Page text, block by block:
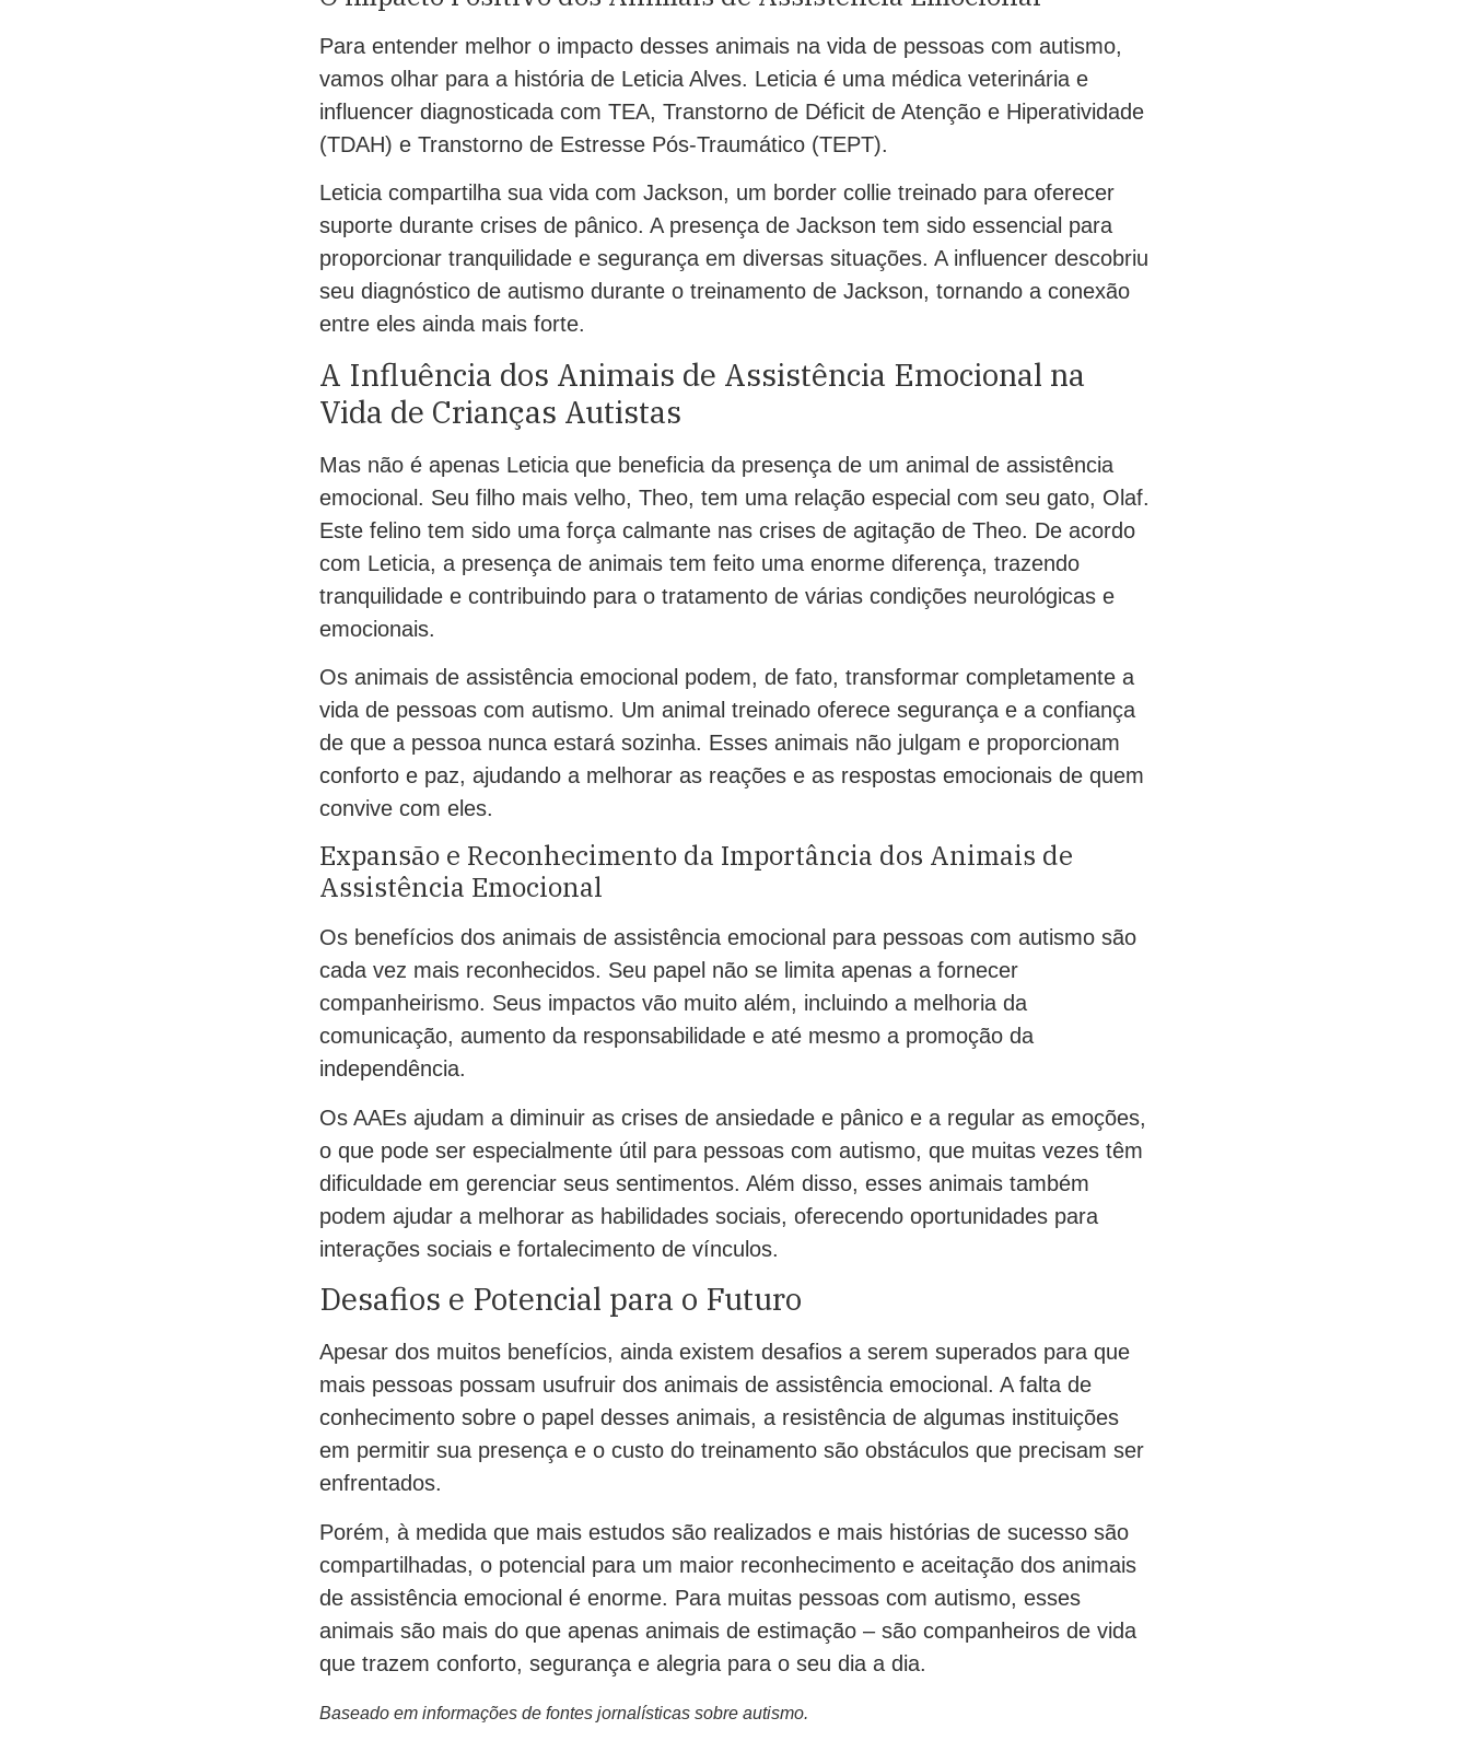
Para entender melhor o impacto desses animais na vida de pessoas com autismo,
vamos olhar para a história de Leticia Alves. Leticia é uma médica veterinária e
influencer diagnosticada com TEA, Transtorno de Déficit de Atenção e Hiperatividade
(TDAH) e Transtorno de Estresse Pós-Traumático (TEPT).
Leticia compartilha sua vida com Jackson, um border collie treinado para oferecer
suporte durante crises de pânico. A presença de Jackson tem sido essencial para
proporcionar tranquilidade e segurança em diversas situações. A influencer descobriu
seu diagnóstico de autismo durante o treinamento de Jackson, tornando a conexão
entre eles ainda mais forte.
A Influência dos Animais de Assistência Emocional na
Vida de Crianças Autistas
Mas não é apenas Leticia que beneficia da presença de um animal de assistência
emocional. Seu filho mais velho, Theo, tem uma relação especial com seu gato, Olaf.
Este felino tem sido uma força calmante nas crises de agitação de Theo. De acordo
com Leticia, a presença de animais tem feito uma enorme diferença, trazendo
tranquilidade e contribuindo para o tratamento de várias condições neurológicas e
emocionais.
Os animais de assistência emocional podem, de fato, transformar completamente a
vida de pessoas com autismo. Um animal treinado oferece segurança e a confiança
de que a pessoa nunca estará sozinha. Esses animais não julgam e proporcionam
conforto e paz, ajudando a melhorar as reações e as respostas emocionais de quem
convive com eles.
Expansão e Reconhecimento da Importância dos Animais de
Assistência Emocional
Os benefícios dos animais de assistência emocional para pessoas com autismo são
cada vez mais reconhecidos. Seu papel não se limita apenas a fornecer
companheirismo. Seus impactos vão muito além, incluindo a melhoria da
comunicação, aumento da responsabilidade e até mesmo a promoção da
independência.
Os AAEs ajudam a diminuir as crises de ansiedade e pânico e a regular as emoções,
o que pode ser especialmente útil para pessoas com autismo, que muitas vezes têm
dificuldade em gerenciar seus sentimentos. Além disso, esses animais também
podem ajudar a melhorar as habilidades sociais, oferecendo oportunidades para
interações sociais e fortalecimento de vínculos.
Desafios e Potencial para o Futuro
Apesar dos muitos benefícios, ainda existem desafios a serem superados para que
mais pessoas possam usufruir dos animais de assistência emocional. A falta de
conhecimento sobre o papel desses animais, a resistência de algumas instituições
em permitir sua presença e o custo do treinamento são obstáculos que precisam ser
enfrentados.
Porém, à medida que mais estudos são realizados e mais histórias de sucesso são
compartilhadas, o potencial para um maior reconhecimento e aceitação dos animais
de assistência emocional é enorme. Para muitas pessoas com autismo, esses
animais são mais do que apenas animais de estimação – são companheiros de vida
que trazem conforto, segurança e alegria para o seu dia a dia.
Baseado em informações de fontes jornalísticas sobre autismo.